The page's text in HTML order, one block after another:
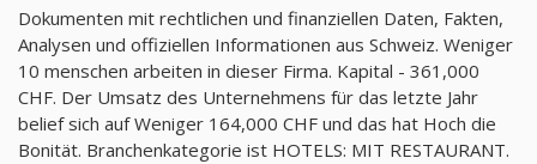
Dokumenten mit rechtlichen und finanziellen Daten, Fakten,
Analysen und offiziellen Informationen aus Schweiz. Weniger
10 menschen arbeiten in dieser Firma. Kapital - 361,000
CHF. Der Umsatz des Unternehmens für das letzte Jahr
belief sich auf Weniger 164,000 CHF und das hat Hoch die
Bonität. Branchenkategorie ist HOTELS: MIT RESTAURANT.